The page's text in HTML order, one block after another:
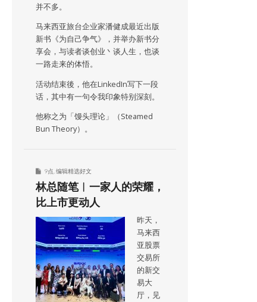
并不多。
马来西亚旅台企业家潘健成最近出版
新书《为自己争气》，并举办新书分
享会，与读者谈创业丶谈人生，也谈
一路走来的体悟。
活动结束後，他在LinkedIn写下一段
话，其中有一句令我印象特别深刻。
他称之为「馒头理论」（Steamed
Bun Theory）。
9点 编辑精选好文
林总随笔︱一家人的荣耀，
比上市更动人
昨天，
马来西
亚股票
交易所
的新交
易大
厅，见